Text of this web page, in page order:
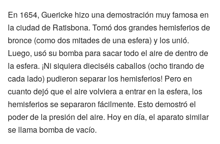
En 1654, Guericke hizo una demostración muy famosa en
la ciudad de Ratisbona. Tomó dos grandes hemisferios de
bronce (como dos mitades de una esfera) y los unió.
Luego, usó su bomba para sacar todo el aire de dentro de
la esfera. ¡Ni siquiera dieciséis caballos (ocho tirando de
cada lado) pudieron separar los hemisferios! Pero en
cuanto dejó que el aire volviera a entrar en la esfera, los
hemisferios se separaron fácilmente. Esto demostró el
poder de la presión del aire. Hoy en día, el aparato similar
se llama bomba de vacío.